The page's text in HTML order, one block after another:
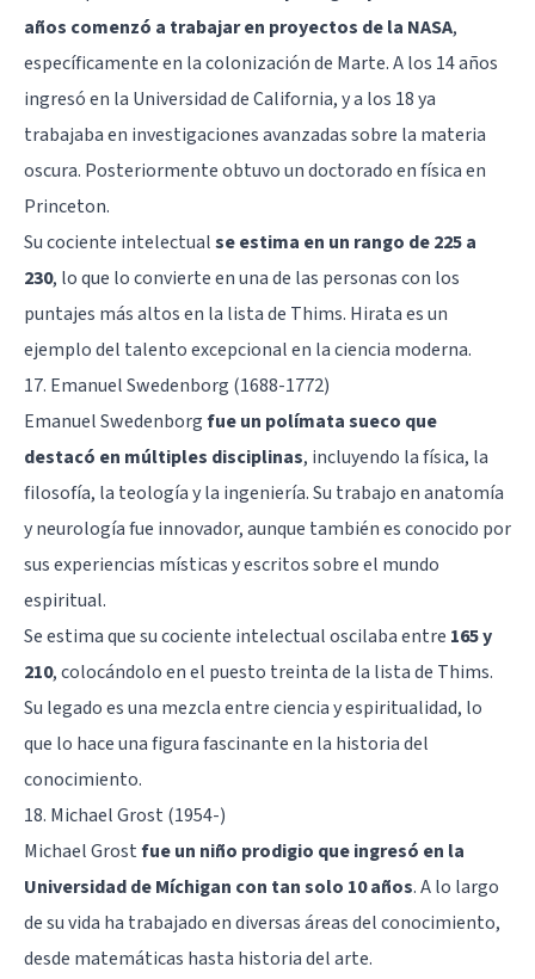
años comenzó a trabajar en proyectos de la NASA,
específicamente en la colonización de Marte. A los 14 años
ingresó en la Universidad de California, y a los 18 ya
trabajaba en investigaciones avanzadas sobre la materia
oscura. Posteriormente obtuvo un doctorado en física en
Princeton.
Su cociente intelectualse estima en un rango de 225 a
230, lo que lo convierte en una de las personas con los
puntajes más altos en la lista de Thims. Hirata es un
ejemplo del talento excepcional en la ciencia moderna.
17. Emanuel Swedenborg (1688-1772)
Emanuel Swedenborgfue un polímata sueco que
destacó en múltiples disciplinas, incluyendo la física, la
filosofía, la teología y la ingeniería. Su trabajo en anatomía
y neurología fue innovador, aunque también es conocido por
sus experiencias místicas y escritos sobre el mundo
espiritual.
Se estima que su cociente intelectual oscilaba entre 165 y
210, colocándolo en el puesto treinta de la lista de Thims.
Su legado es una mezcla entre ciencia y espiritualidad, lo
que lo hace una figura fascinante en la historia del
conocimiento.
18. Michael Grost (1954-)
Michael Grostfue un niño prodigio que ingresó en la
Universidad de Míchigan con tan solo 10 años. A lo largo
de su vida ha trabajado en diversas áreas del conocimiento,
desde matemáticas hasta historia del arte.